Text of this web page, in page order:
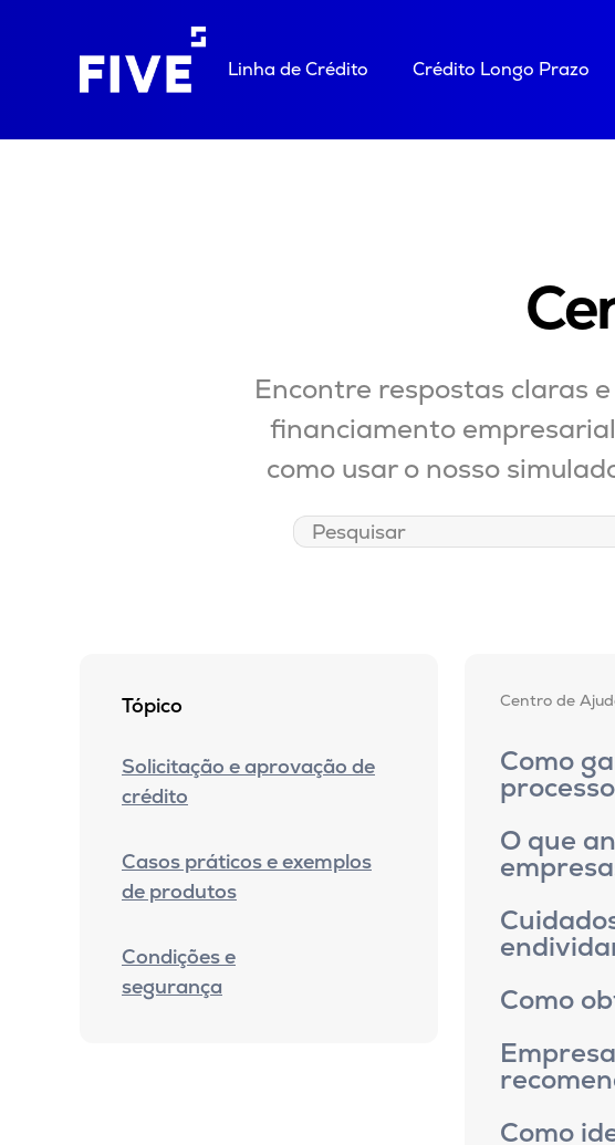
Linha de Crédito Crédito Longo Prazo
Encontre respostas claras
financiamento
como usar o nosso
Tópico
Solicitação e aprovação de
crédito
Casos práticos e exemplos
de produtos
Condições e
segurança
Centro de
Como
O que
Como
Como